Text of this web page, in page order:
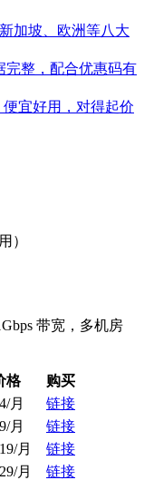
加坡、欧洲等八大
完整，配合优惠码有
便宜好用，对得起价
）
带宽，多机房
格
购买
月
链接
月
链接
月
链接
月 链接